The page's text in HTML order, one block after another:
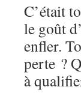
C’était
le goût
enfler.
perte ?
à